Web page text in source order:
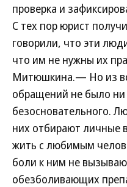
проверка и
С тех пор юрист
говорили, что эти
что им не нужны их
Митюшкина.— Но из
обращений не было ни
безосновательного.
них отбирают личные
жить с любимым
боли к ним не
обезболивающих